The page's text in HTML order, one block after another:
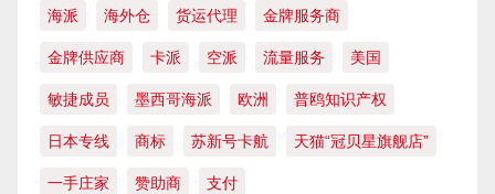
海派 海外仓 货运代理 金牌服务商
金牌供应商 卡派 空派 流量服务 美国
敏捷成员 墨西哥海派 欧洲 普鸥知识产权
日本专线 商标 苏新号卡航 天猫“冠贝星旗舰店”
一手庄家 赞助商 支付